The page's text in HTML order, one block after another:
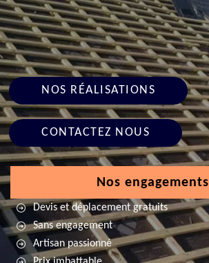
NOS RÉALISATIONS
CONTACTEZ NOUS
Nos engagements
Devis et déplacement gratuits
Sans engagement
Artisan passionné